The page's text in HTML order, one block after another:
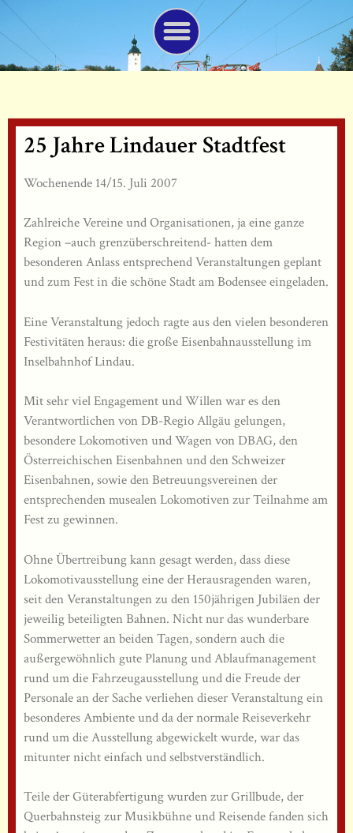
25 Jahre Lindauer Stadtfest
Wochenende 14/15. Juli 2007
Zahlreiche Vereine und Organisationen, ja eine ganze
Region –auch grenzüberschreitend- hatten dem
besonderen Anlass entsprechend Veranstaltungen geplant
und zum Fest in die schöne Stadt am Bodensee eingeladen.
Eine Veranstaltung jedoch ragte aus den vielen besonderen
Festivitäten heraus: die große Eisenbahnausstellung im
Inselbahnhof Lindau.
Mit sehr viel Engagement und Willen war es den
Verantwortlichen von DB-Regio Allgäu gelungen,
besondere Lokomotiven und Wagen von DBAG, den
Österreichischen Eisenbahnen und den Schweizer
Eisenbahnen, sowie den Betreuungsvereinen der
entsprechenden musealen Lokomotiven zur Teilnahme am
Fest zu gewinnen.
Ohne Übertreibung kann gesagt werden, dass diese
Lokomotivausstellung eine der Herausragenden waren,
seit den Veranstaltungen zu den 150jährigen Jubiläen der
jeweilig beteiligten Bahnen. Nicht nur das wunderbare
Sommerwetter an beiden Tagen, sondern auch die
außergewöhnlich gute Planung und Ablaufmanagement
rund um die Fahrzeugausstellung und die Freude der
Personale an der Sache verliehen dieser Veranstaltung ein
besonderes Ambiente und da der normale Reiseverkehr
rund um die Ausstellung abgewickelt wurde, war das
mitunter nicht einfach und selbstverständlich.
Teile der Güterabfertigung wurden zur Grillbude, der
Querbahnsteig zur Musikbühne und Reisende fanden sich